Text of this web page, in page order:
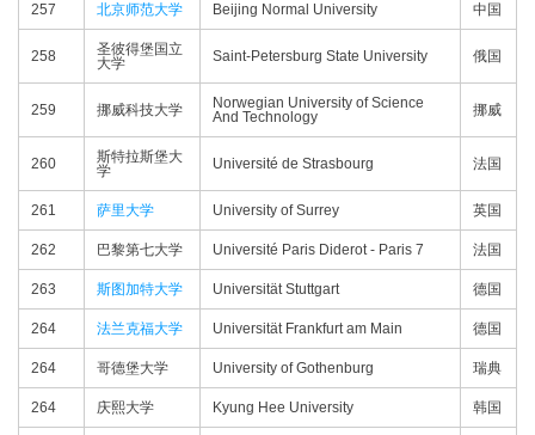
257 北京师范大学 Beijing Normal University 中国
258
圣彼得堡国立
大学
Saint-Petersburg State University 俄国
259 挪威科技大学
Norwegian University of Science
And Technology
挪威
260
斯特拉斯堡大
学
Université de Strasbourg 法国
261 萨里大学 University of Surrey 英国
262 巴黎第七大学 Université Paris Diderot - Paris 7 法国
263 斯图加特大学 Universität Stuttgart 德国
264 法兰克福大学 Universität Frankfurt am Main 德国
264 哥德堡大学 University of Gothenburg 瑞典
264 庆熙大学 Kyung Hee University 韩国